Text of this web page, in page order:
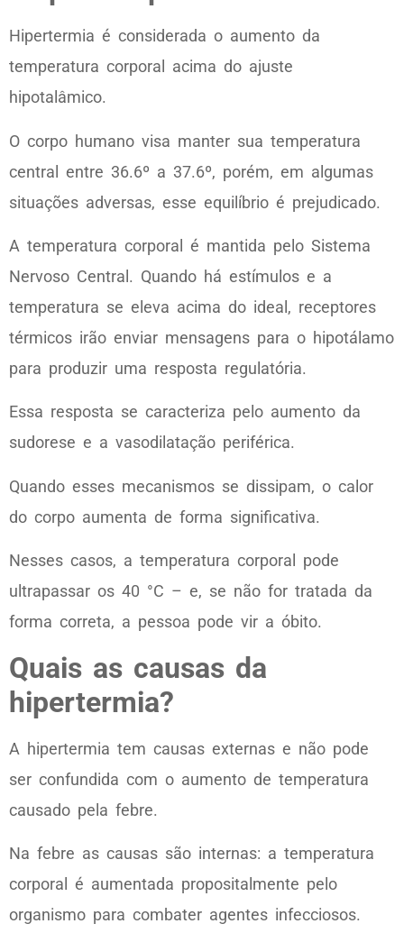
Hipertermia é considerada o aumento da
temperatura corporal acima do ajuste
hipotalâmico.
O corpo humano visa manter sua temperatura
central entre 36.6º a 37.6º, porém, em algumas
situações adversas, esse equilíbrio é prejudicado.
A temperatura corporal é mantida pelo Sistema
Nervoso Central. Quando há estímulos e a
temperatura se eleva acima do ideal, receptores
térmicos irão enviar mensagens para o hipotálamo
para produzir uma resposta regulatória.
Essa resposta se caracteriza pelo aumento da
sudorese e a vasodilatação periférica.
Quando esses mecanismos se dissipam, o calor
do corpo aumenta de forma significativa.
Nesses casos, a temperatura corporal pode
ultrapassar os 40 °C – e, se não for tratada da
forma correta, a pessoa pode vir a óbito.
Quais as causas da
hipertermia?
A hipertermia tem causas externas e não pode
ser confundida com o aumento de temperatura
causado pela febre.
Na febre as causas são internas: a temperatura
corporal é aumentada propositalmente pelo
organismo para combater agentes infecciosos.